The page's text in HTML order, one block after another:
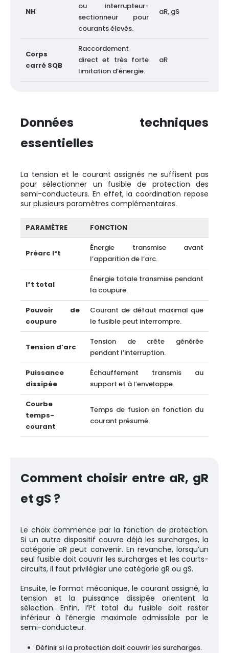
NH
ou interrupteur-
sectionneur pour
courants élevés.
aR, gS
Corps
carré SQB
Raccordement
direct et très forte
limitation d’énergie.
aR
Données techniques
essentielles
La tension et le courant assignés ne suffisent pas
pour sélectionner un fusible de protection des
semi-conducteurs. En effet, la coordination repose
sur plusieurs paramètres complémentaires.
PARAMÈTRE FONCTION
Préarc I²t
Énergie transmise avant
l’apparition de l’arc.
I²t total
Énergie totale transmise pendant
la coupure.
Pouvoir de
coupure
Courant de défaut maximal que
le fusible peut interrompre.
Tension d’arc
Tension de crête générée
pendant l’interruption.
Puissance
dissipée
Échauffement transmis au
support et à l’enveloppe.
Courbe
temps-
courant
Temps de fusion en fonction du
courant présumé.
Comment choisir entre aR, gR
et gS ?
Le choix commence par la fonction de protection.
Si un autre dispositif couvre déjà les surcharges, la
catégorie aR peut convenir. En revanche, lorsqu’un
seul fusible doit couvrir les surcharges et les courts-
circuits, il faut privilégier une catégorie gR ou gS.
Ensuite, le format mécanique, le courant assigné, la
tension et la puissance dissipée orientent la
sélection. Enfin, l’I²t total du fusible doit rester
inférieur à l’énergie maximale admissible par le
semi-conducteur.
Définir si la protection doit couvrir les surcharges.